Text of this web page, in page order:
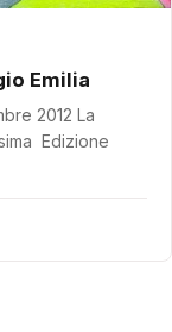
Emilia
2012 La
Edizione